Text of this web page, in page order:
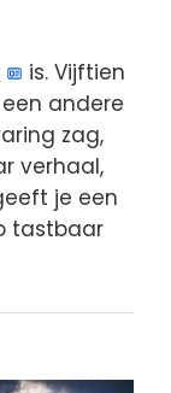
is. Vijftien
andere
zag,
verhaal,
je een
tastbaar